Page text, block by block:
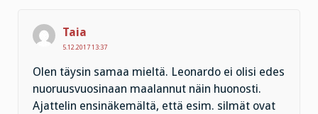
Taia
5.12.2017 13:37
Olen täysin samaa mieltä. Leonardo ei olisi edes
nuoruusvuosinaan maalannut näin huonosti.
Ajattelin ensinäkemältä, että esim. silmät ovat